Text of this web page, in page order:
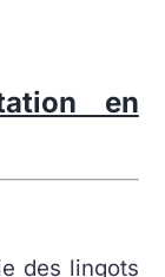
en
des lingots